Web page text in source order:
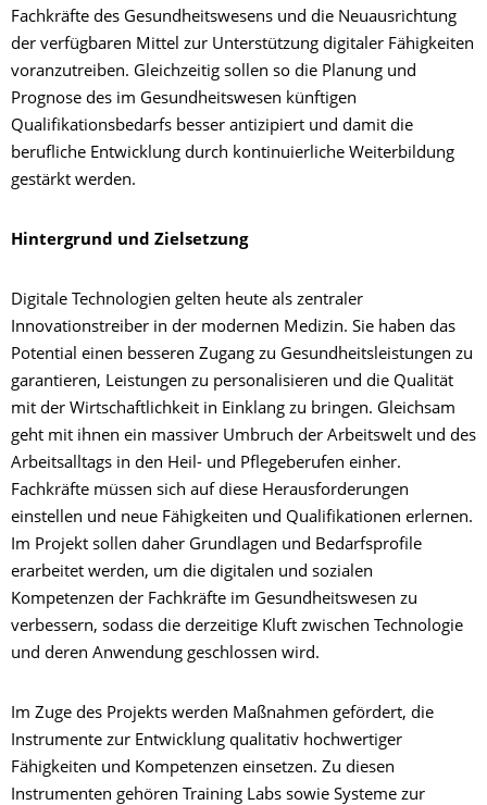
Fachkräfte des Gesundheitswesens und die Neuausrichtung
der verfügbaren Mittel zur Unterstützung digitaler Fähigkeiten
voranzutreiben. Gleichzeitig sollen so die Planung und
Prognose des im Gesundheitswesen künftigen
Qualifikationsbedarfs besser antizipiert und damit die
berufliche Entwicklung durch kontinuierliche Weiterbildung
gestärkt werden.
Hintergrund und Zielsetzung
Digitale Technologien gelten heute als zentraler
Innovationstreiber in der modernen Medizin. Sie haben das
Potential einen besseren Zugang zu Gesundheitsleistungen zu
garantieren, Leistungen zu personalisieren und die Qualität
mit der Wirtschaftlichkeit in Einklang zu bringen. Gleichsam
geht mit ihnen ein massiver Umbruch der Arbeitswelt und des
Arbeitsalltags in den Heil- und Pflegeberufen einher.
Fachkräfte müssen sich auf diese Herausforderungen
einstellen und neue Fähigkeiten und Qualifikationen erlernen.
Im Projekt sollen daher Grundlagen und Bedarfsprofile
erarbeitet werden, um die digitalen und sozialen
Kompetenzen der Fachkräfte im Gesundheitswesen zu
verbessern, sodass die derzeitige Kluft zwischen Technologie
und deren Anwendung geschlossen wird.
Im Zuge des Projekts werden Maßnahmen gefördert, die
Instrumente zur Entwicklung qualitativ hochwertiger
Fähigkeiten und Kompetenzen einsetzen. Zu diesen
Instrumenten gehören Training Labs sowie Systeme zur